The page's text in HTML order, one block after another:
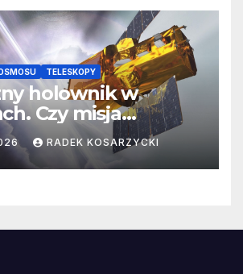
TELESKOPY
holownik w
Czy misja
Teleskopu Swift
RADEK KOSARZYCKI